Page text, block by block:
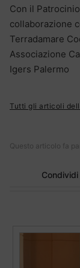
Con il
collaborazione
Terradamare
Associazione
Igers Palermo
Tutti gli articoli
Questo articolo fa
Condividi